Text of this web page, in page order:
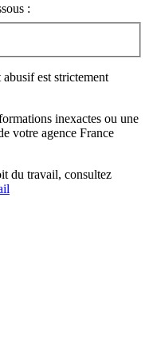
:
est strictement
inexactes ou une
votre agence France
du travail, consultez